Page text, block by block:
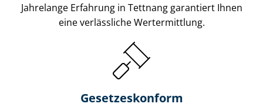
Jahrelange Erfahrung in Tettnang garantiert Ihnen
eine verlässliche Wertermittlung.
Gesetzes­konform